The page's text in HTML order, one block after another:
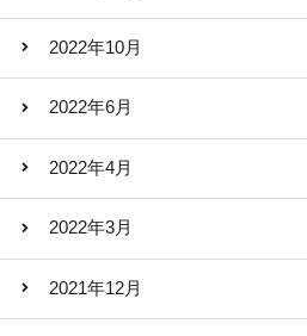
2022年10月
2022年6月
2022年4月
2022年3月
2021年12月